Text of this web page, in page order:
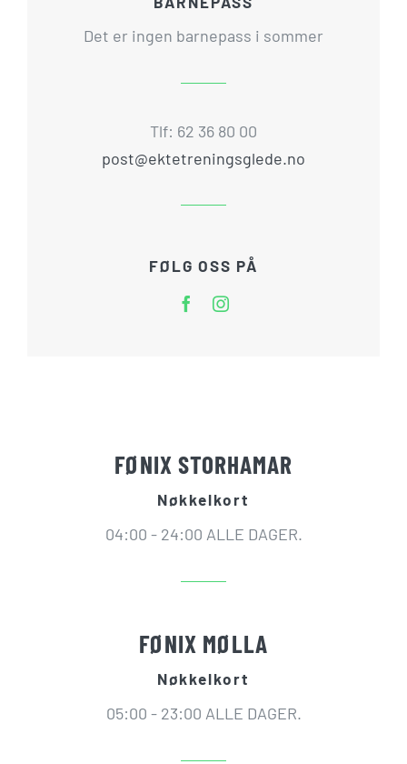
Det er ingen barnepass i sommer
Tlf: 62 36 80 00
post@ektetreningsglede.no
FØLG OSS PÅ
FØNIX STORHAMAR
Nøkkelkort
04:00 - 24:00 ALLE DAGER.
FØNIX MØLLA
Nøkkelkort
05:00 - 23:00 ALLE DAGER.